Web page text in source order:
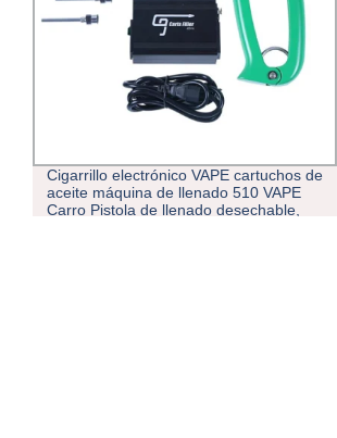
Cigarrillo electrónico VAPE cartuchos de
aceite máquina de llenado 510 VAPE
Carro Pistola de llenado desechable,